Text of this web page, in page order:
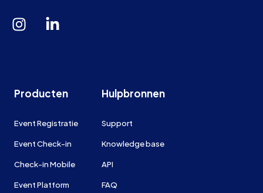
Producten
Event Registratie
Event Check-in
Check-in Mobile
Event Platform
Hulpbronnen
Support
Knowledge base
API
FAQ